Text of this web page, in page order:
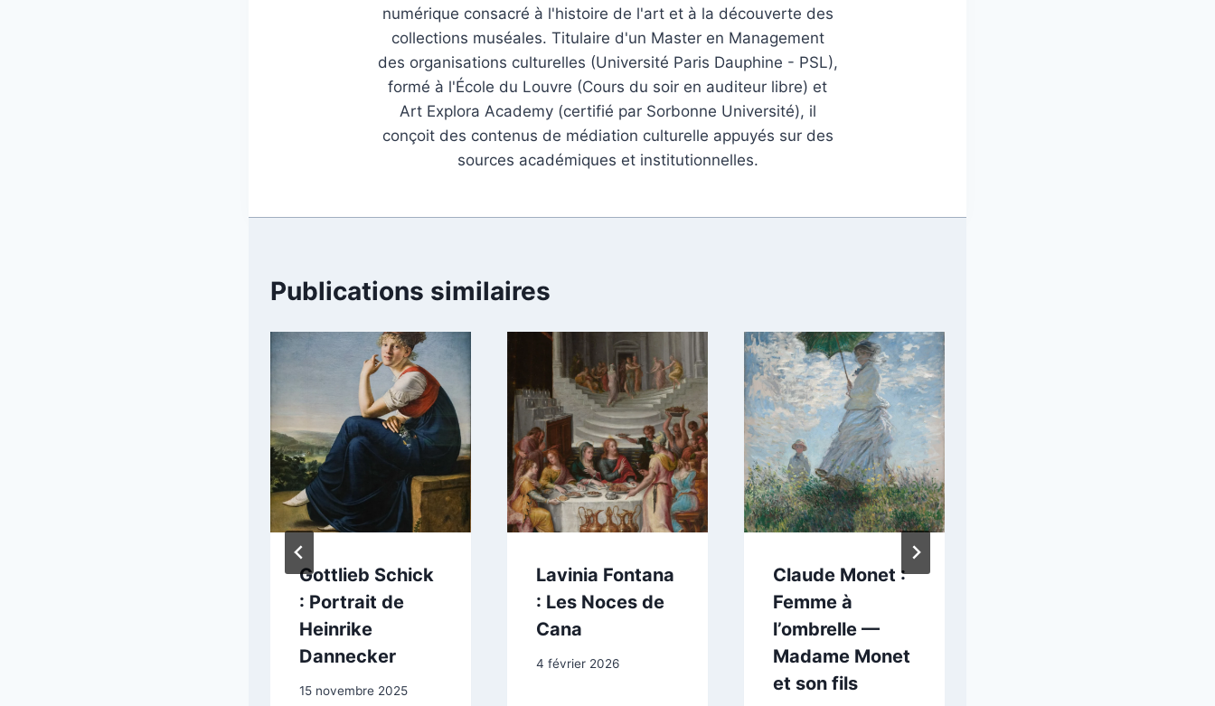
numérique consacré à l'histoire de l'art et à la découverte des
collections muséales. Titulaire d'un Master en Management
des organisations culturelles (Université Paris Dauphine - PSL),
formé à l'École du Louvre (Cours du soir en auditeur libre) et
Art Explora Academy (certifié par Sorbonne Université), il
conçoit des contenus de médiation culturelle appuyés sur des
sources académiques et institutionnelles.
Publications similaires
Gottlieb Schick
: Portrait de
Heinrike
Dannecker
15 novembre 2025
Lavinia Fontana
: Les Noces de
Cana
4 février 2026
Claude Monet :
Femme à
l’ombrelle —
Madame Monet
et son fils